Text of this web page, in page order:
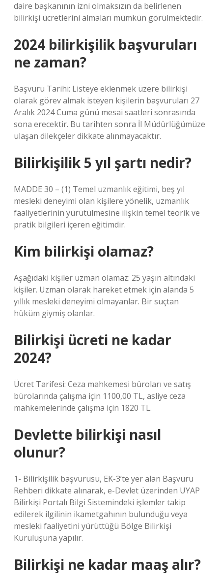
daire başkanının izni olmaksızın da belirlenen
bilirkişi ücretlerini almaları mümkün görülmektedir.
2024 bilirkişilik başvuruları
ne zaman?
Başvuru Tarihi: Listeye eklenmek üzere bilirkişi
olarak görev almak isteyen kişilerin başvuruları 27
Aralık 2024 Cuma günü mesai saatleri sonrasında
sona erecektir. Bu tarihten sonra İl Müdürlüğümüze
ulaşan dilekçeler dikkate alınmayacaktır.
Bilirkişilik 5 yıl şartı nedir?
MADDE 30 – (1) Temel uzmanlık eğitimi, beş yıl
mesleki deneyimi olan kişilere yönelik, uzmanlık
faaliyetlerinin yürütülmesine ilişkin temel teorik ve
pratik bilgileri içeren eğitimdir.
Kim bilirkişi olamaz?
Aşağıdaki kişiler uzman olamaz: 25 yaşın altındaki
kişiler. Uzman olarak hareket etmek için alanda 5
yıllık mesleki deneyimi olmayanlar. Bir suçtan
hüküm giymiş olanlar.
Bilirkişi ücreti ne kadar
2024?
Ücret Tarifesi: Ceza mahkemesi büroları ve satış
bürolarında çalışma için 1100,00 TL, asliye ceza
mahkemelerinde çalışma için 1820 TL.
Devlette bilirkişi nasıl
olunur?
1- Bilirkişilik başvurusu, EK-3’te yer alan Başvuru
Rehberi dikkate alınarak, e-Devlet üzerinden UYAP
Bilirkişi Portalı Bilgi Sistemindeki işlemler takip
edilerek ilgilinin ikametgahının bulunduğu veya
mesleki faaliyetini yürüttüğü Bölge Bilirkişi
Kuruluşuna yapılır.
Bilirkişi ne kadar maaş alır?